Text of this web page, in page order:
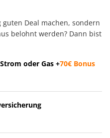
Deal machen, sondern
belohnt werden? Dann bist
oder Gas +70€ Bonus